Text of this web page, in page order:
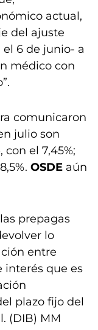
actual,
del ajuste
6 de junio- a
médico con
comunicaron
julio son
, con el 7,45%;
OSDE aún
prepagas
lo
entre
interés que es
plazo fijo del
(DIB) MM